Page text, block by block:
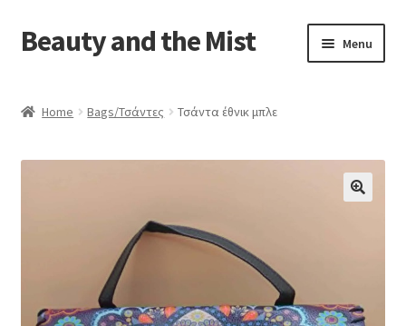
Skip
to
Skip
to
Beauty and the Mist Menu
Privacy Policy
Home Bags/Τσάντες Τσάντα έθνικ μπλε